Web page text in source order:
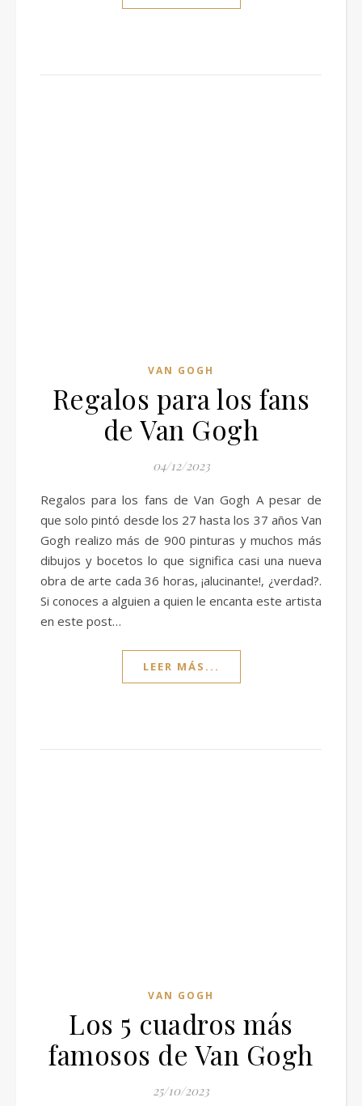
VAN GOGH
Regalos para los fans
de Van Gogh
04/12/2023
Regalos para los fans de Van Gogh A pesar de
que solo pintó desde los 27 hasta los 37 años Van
Gogh realizo más de 900 pinturas y muchos más
dibujos y bocetos lo que significa casi una nueva
obra de arte cada 36 horas, ¡alucinante!, ¿verdad?.
Si conoces a alguien a quien le encanta este artista
en este post…
LEER MÁS...
VAN GOGH
Los 5 cuadros más
famosos de Van Gogh
25/10/2023